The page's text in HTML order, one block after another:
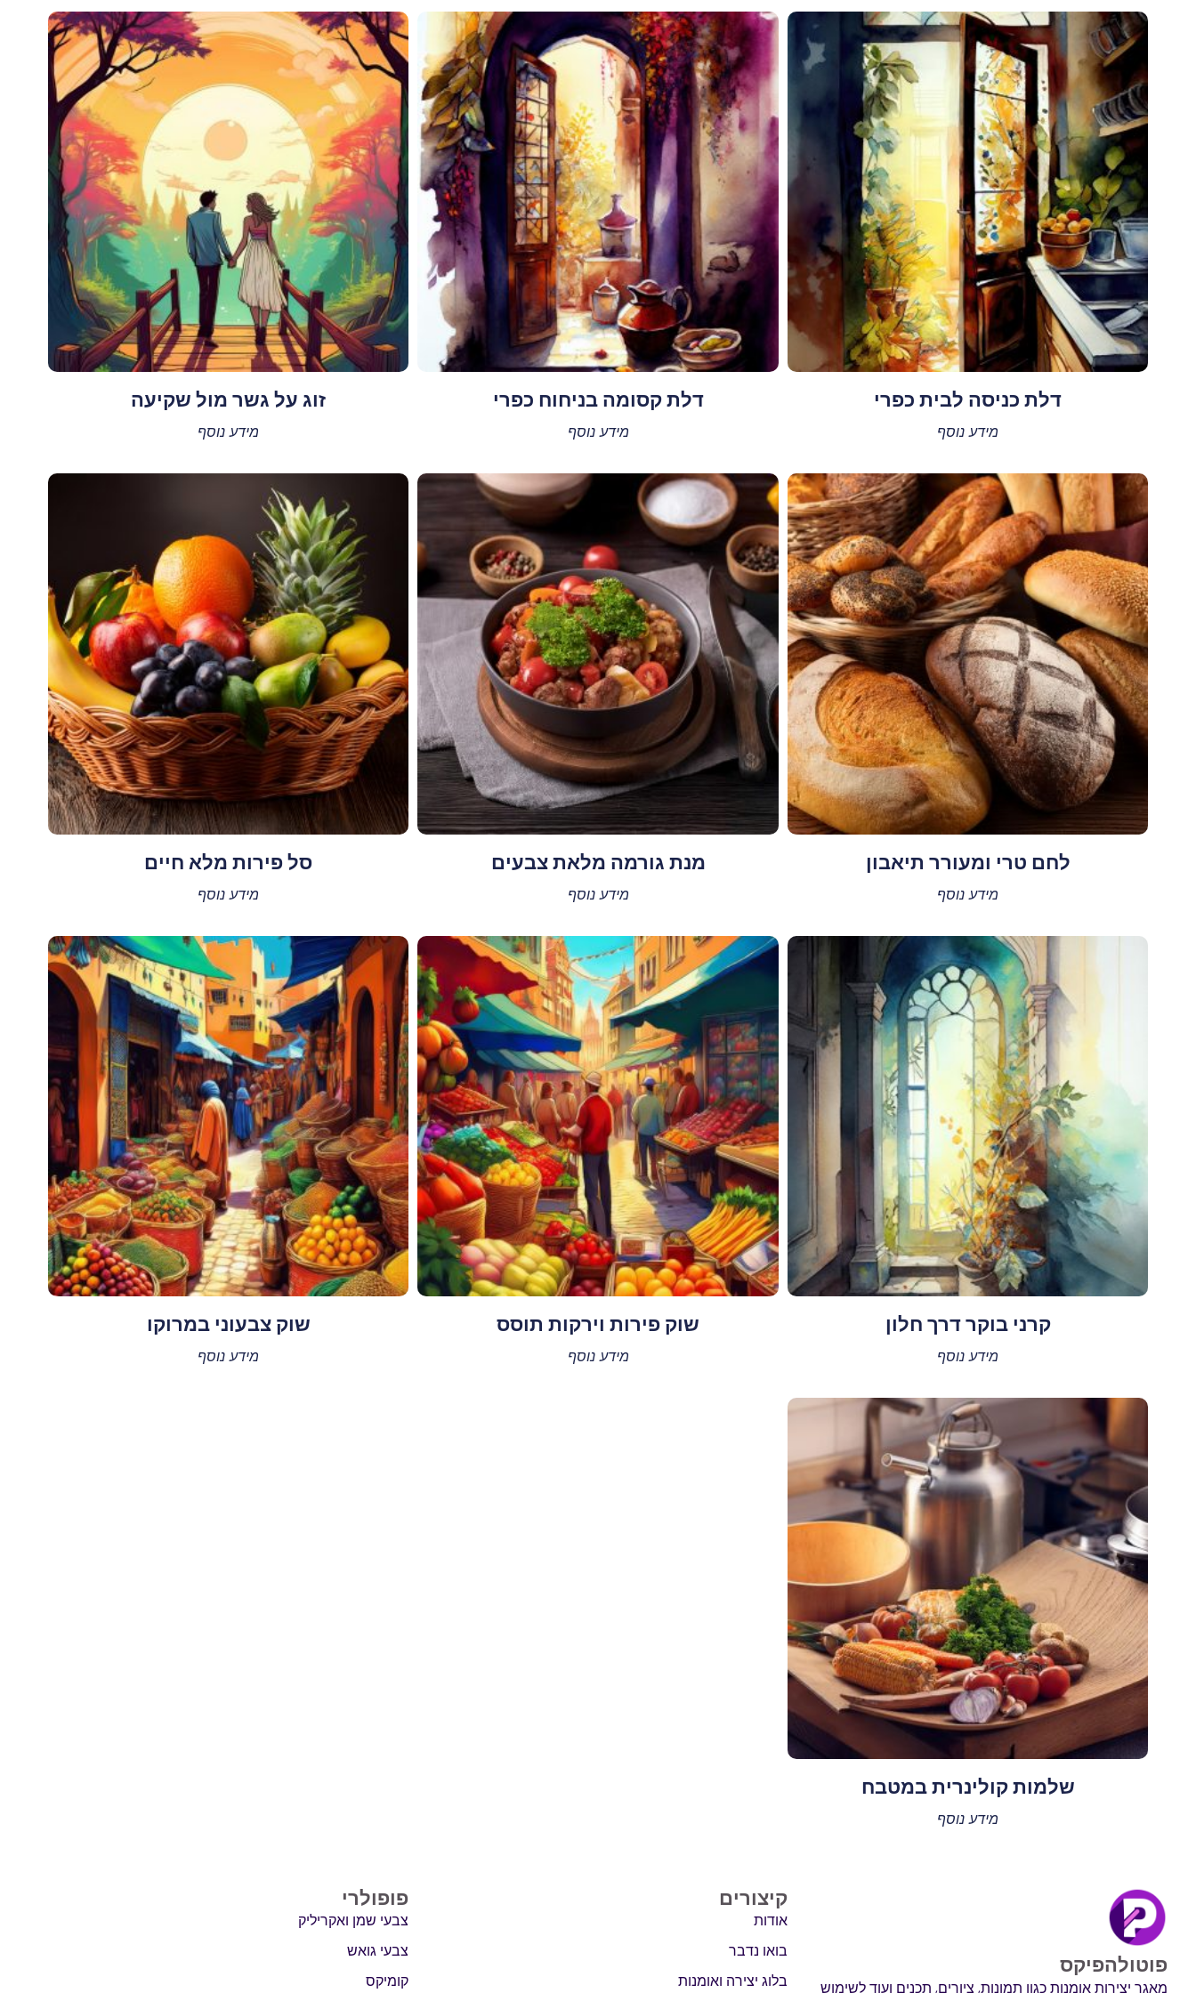
דלת כניסה לבית כפרי
מידע נוסף
דלת קסומה בניחוח כפרי
מידע נוסף
זוג על גשר מול שקיעה
מידע נוסף
לחם טרי ומעורר תיאבון
מידע נוסף
מנת גורמה מלאת צבעים
מידע נוסף
סל פירות מלא חיים
מידע נוסף
קרני בוקר דרך חלון
מידע נוסף
שוק פירות וירקות תוסס
מידע נוסף
שוק צבעוני במרוקו
מידע נוסף
שלמות קולינרית במטבח
מידע נוסף
פוטולהפיקס
מאגר יצירות אומנות כגון תמונות, ציורים, תכנים ועוד לשימוש
קיצורים
אודות
בואו נדבר
בלוג יצירה ואומנות
פופולרי
צבעי שמן ואקריליק
צבעי גואש
קומיקס